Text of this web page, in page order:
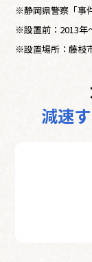
※静岡県警察「事
※設置前：2013年
※設置場所：藤枝
減速